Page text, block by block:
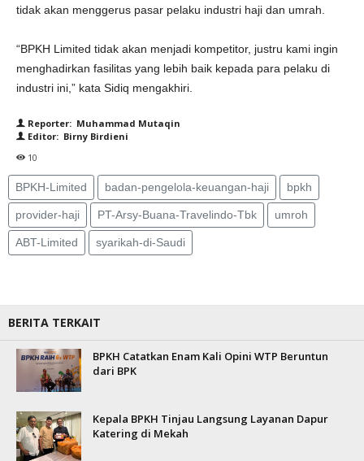
tidak akan menggerus pasar pelaku industri haji dan umrah.
“BPKH Limited tidak akan menjadi kompetitor, justru kami ingin
menghadirkan fasilitas yang lebih baik kepada para pelaku di
industri ini,” kata Sidiq mengakhiri.
Reporter: Muhammad Mutaqin
Editor: Birny Birdieni
10
BPKH-Limited badan-pengelola-keuangan-haji bpkh
provider-haji PT-Arsy-Buana-Travelindo-Tbk umroh
ABT-Limited syarikah-di-Saudi
BERITA TERKAIT
BPKH Catatkan Enam Kali Opini WTP Beruntun
dari BPK
Kepala BPKH Tinjau Langsung Layanan Dapur
Katering di Mekah